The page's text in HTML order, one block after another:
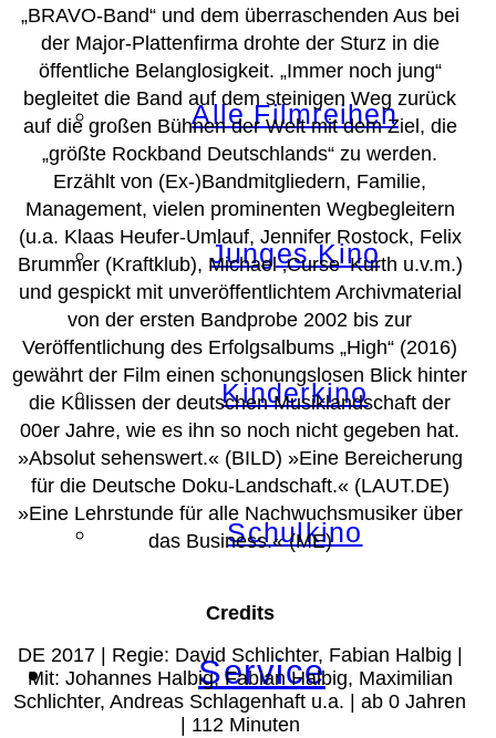
Alle Filmreihen
Junges Kino
Kinderkino
Schulkino
Service
„BRAVO-Band“ und dem überraschenden Aus bei
der Major-Plattenfirma drohte der Sturz in die
öffentliche Belanglosigkeit. „Immer noch jung“
begleitet die Band auf dem steinigen Weg zurück
auf die großen Bühnen der Welt mit dem Ziel, die
„größte Rockband Deutschlands“ zu werden.
Erzählt von (Ex-)Bandmitgliedern, Familie,
Management, vielen prominenten Wegbegleitern
(u.a. Klaas Heufer-Umlauf, Jennifer Rostock, Felix
Brummer (Kraftklub), Michael ‚Curse‘ Kurth u.v.m.)
und gespickt mit unveröffentlichtem Archivmaterial
von der ersten Bandprobe 2002 bis zur
Veröffentlichung des Erfolgsalbums „High“ (2016)
gewährt der Film einen schonungslosen Blick hinter
die Kulissen der deutschen Musiklandschaft der
00er Jahre, wie es ihn so noch nicht gegeben hat.
»Absolut sehenswert.«(BILD) »Eine Bereicherung
für die Deutsche Doku-Landschaft.«(LAUT.DE)
»Eine Lehrstunde für alle Nachwuchsmusiker über
das Business.«(ME)
Credits
DE 2017 | Regie: David Schlichter, Fabian Halbig |
Mit: Johannes Halbig, Fabian Halbig, Maximilian
Schlichter, Andreas Schlagenhaft u.a. | ab 0 Jahren
| 112 Minuten